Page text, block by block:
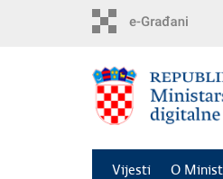
Vijesti O